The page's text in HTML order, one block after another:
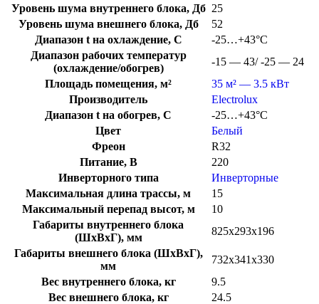
Уровень шума внутреннего блока, Дб 25
Уровень шума внешнего блока, Дб
52
Диапазон t на охлаждение, C
-25…+43°С
Диапазон рабочих температур
(охлаждение/обогрев)
-15 — 43/ -25 — 24
Площадь помещения, м²
35 м² — 3.5 кВт
Производитель
Electrolux
Диапазон t на обогрев, C
-25…+43°С
Цвет
Белый
Фреон
R32
Питание, В
220
Инверторного типа
Инверторные
Максимальная длина трассы, м
15
Максимальный перепад высот, м
10
Габариты внутреннего блока
(ШхВхГ), мм
825х293х196
Габариты внешнего блока (ШхВхГ),
мм
732х341х330
Вес внутреннего блока, кг
9.5
Вес внешнего блока, кг
24.5